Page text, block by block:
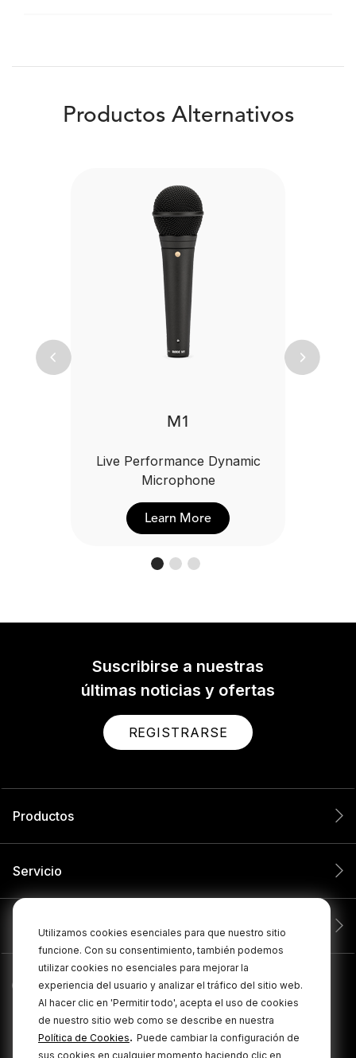
Utilizamos cookies esenciales para que nuestro sitio
funcione. Con su consentimiento, también podemos
utilizar cookies no esenciales para mejorar la
experiencia del usuario y analizar el tráfico del sitio web.
Al hacer clic en 'Permitir todo', acepta el uso de cookies
de nuestro sitio web como se describe en nuestra
Política de Cookies. Puede cambiar la configuración de
sus cookies en cualquier momento haciendo clic en
Productos Alternativos
M1
Live Performance Dynamic
Microphone
Learn More
Previous Next
Suscribirse a nuestras
últimas noticias y ofertas
REGISTRARSE
Productos
Servicio
Compañía